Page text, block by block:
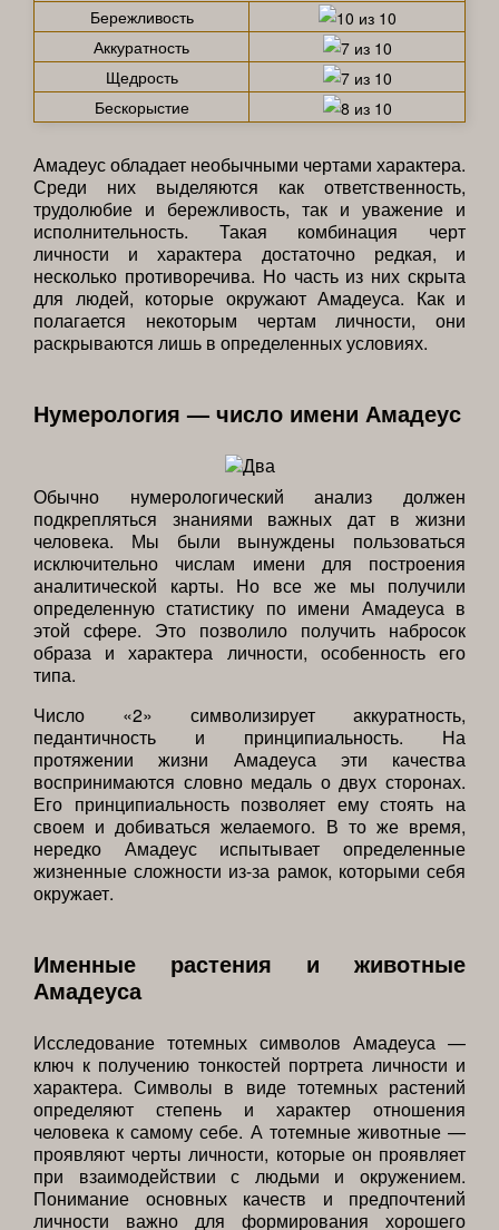
Бережливость
Аккуратность
Щедрость
Бескорыстие
Амадеус обладает необычными чертами характера.
Среди них выделяются как ответственность,
трудолюбие и бережливость, так и уважение и
исполнительность. Такая комбинация черт
личности и характера достаточно редкая, и
несколько противоречива. Но часть из них скрыта
для людей, которые окружают Амадеуса. Как и
полагается некоторым чертам личности, они
раскрываются лишь в определенных условиях.
Нумерология — число имени Амадеус
Обычно нумерологический анализ должен
подкрепляться знаниями важных дат в жизни
человека. Мы были вынуждены пользоваться
исключительно числам имени для построения
аналитической карты. Но все же мы получили
определенную статистику по имени Амадеуса в
этой сфере. Это позволило получить набросок
образа и характера личности, особенность его
типа.
Число «2» символизирует аккуратность,
педантичность и принципиальность. На
протяжении жизни Амадеуса эти качества
воспринимаются словно медаль о двух сторонах.
Его принципиальность позволяет ему стоять на
своем и добиваться желаемого. В то же время,
нередко Амадеус испытывает определенные
жизненные сложности из-за рамок, которыми себя
окружает.
Именные растения и животные
Амадеуса
Исследование тотемных символов Амадеуса —
ключ к получению тонкостей портрета личности и
характера. Символы в виде тотемных растений
определяют степень и характер отношения
человека к самому себе. А тотемные животные —
проявляют черты личности, которые он проявляет
при взаимодействии с людьми и окружением.
Понимание основных качеств и предпочтений
личности важно для формирования хорошего